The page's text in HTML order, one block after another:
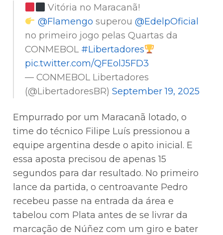
Vitória no Maracanã!
@Flamengo superou @EdelpOficial
no primeiro jogo pelas Quartas da
CONMEBOL #Libertadores
pic.twitter.com/QFEolJ5FD3
— CONMEBOL Libertadores
(@LibertadoresBR)September 19, 2025
Empurrado por um Maracanã lotado, o
time do técnico Filipe Luís pressionou a
equipe argentina desde o apito inicial. E
essa aposta precisou de apenas 15
segundos para dar resultado. No primeiro
lance da partida, o centroavante Pedro
recebeu passe na entrada da área e
tabelou com Plata antes de se livrar da
marcação de Núñez com um giro e bater